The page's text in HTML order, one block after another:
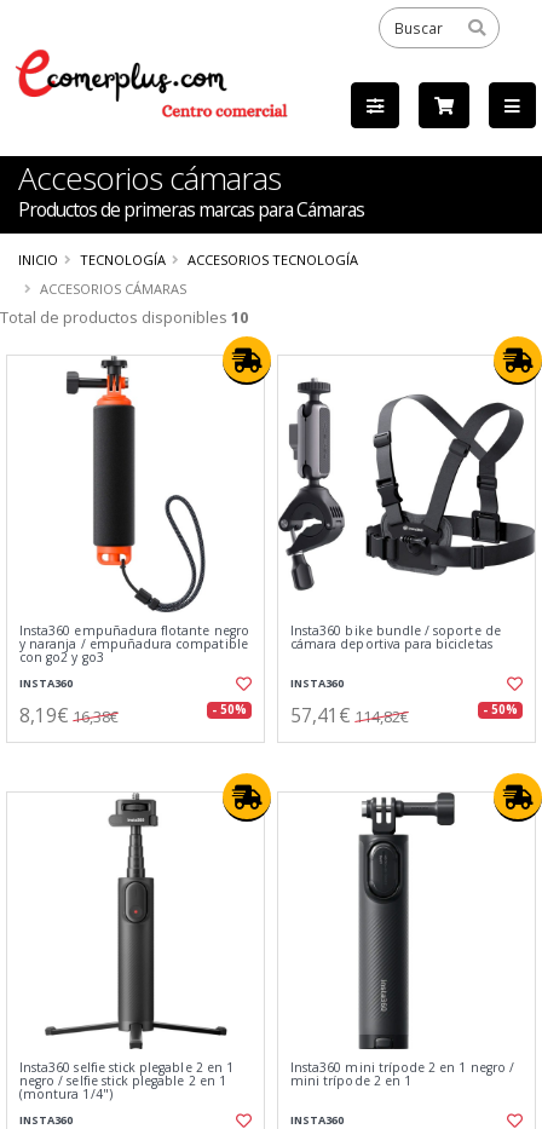
Accesorios cámaras
Productos de primeras marcas para Cámaras
INICIO TECNOLOGÍA
ACCESORIOS TECNOLOGÍA
ACCESORIOS CÁMARAS
Total de productos disponibles 10
Insta360 empuñadura flotante negro
y naranja / empuñadura compatible
con go2 y go3
INSTA360
8,19€ 16,38€ - 50%
Insta360 bike bundle / soporte de
cámara deportiva para bicicletas
INSTA360
57,41€ 114,82€ - 50%
Insta360 selfie stick plegable 2 en 1
negro / selfie stick plegable 2 en 1
(montura 1/4")
INSTA360
Insta360 mini trípode 2 en 1 negro /
mini trípode 2 en 1
INSTA360